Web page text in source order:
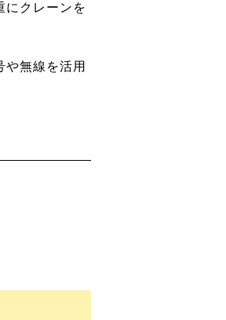
にクレーンを
無線を活用